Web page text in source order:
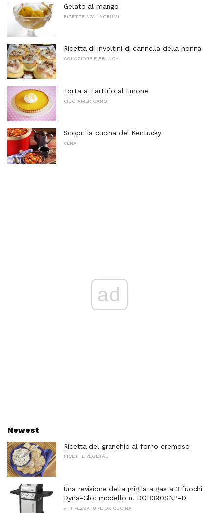
Gelato al mango
RICETTE AGLI AGRUMI
Ricetta di involtini di cannella della nonna
COLAZIONE E BRUNCH
Torta al tartufo al limone
CIBO AMERICANO
Scopri la cucina del Kentucky
CENA
ad
Newest
Ricetta del granchio al forno cremoso
RICETTE VEGETALI
Una revisione della griglia a gas a 3 fuochi
Dyna-Glo: modello n. DGB390SNP-D
ATTREZZATURE DA CUCINA